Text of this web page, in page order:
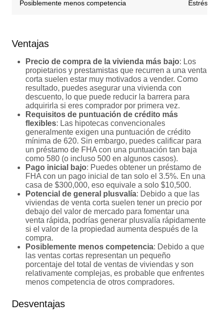
Posiblemente menos competencia Estrés
Ventajas
Precio de compra de la vivienda más bajo: Los
propietarios y prestamistas que recurren a una venta
corta suelen estar muy motivados a vender. Como
resultado, puedes asegurar una vivienda con
descuento, lo que puede reducir la barrera para
adquirirla si eres comprador por primera vez.
Requisitos de puntuación de crédito más
flexibles: Las hipotecas convencionales
generalmente exigen una puntuación de crédito
mínima de 620. Sin embargo, puedes calificar para
un préstamo de FHA con una puntuación tan baja
como 580 (o incluso 500 en algunos casos).
Pago inicial bajo: Puedes obtener un préstamo de
FHA con un pago inicial de tan solo el 3.5%. En una
casa de $300,000, eso equivale a solo $10,500.
Potencial de general plusvalía: Debido a que las
viviendas de venta corta suelen tener un precio por
debajo del valor de mercado para fomentar una
venta rápida, podrías generar plusvalía rápidamente
si el valor de la propiedad aumenta después de la
compra.
Posiblemente menos competencia: Debido a que
las ventas cortas representan un pequeño
porcentaje del total de ventas de viviendas y son
relativamente complejas, es probable que enfrentes
menos competencia de otros compradores.
Desventajas